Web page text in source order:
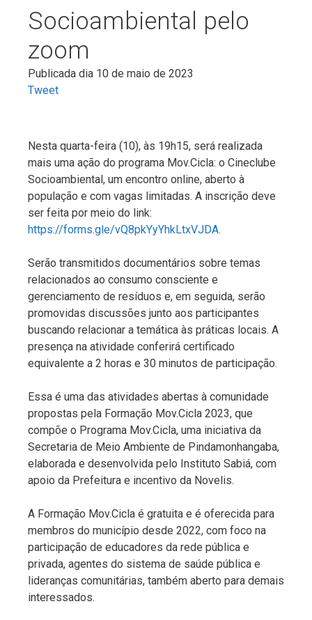
Socioambiental pelo
zoom
Publicada dia 10 de maio de 2023
Tweet
Nesta quarta-feira (10), às 19h15, será realizada
mais uma ação do programa Mov.Cicla: o Cineclube
Socioambiental, um encontro online, aberto à
população e com vagas limitadas. A inscrição deve
ser feita por meio do link:
https://forms.gle/vQ8pkYyYhkLtxVJDA.
Serão transmitidos documentários sobre temas
relacionados ao consumo consciente e
gerenciamento de resíduos e, em seguida, serão
promovidas discussões junto aos participantes
buscando relacionar a temática às práticas locais. A
presença na atividade conferirá certificado
equivalente a 2 horas e 30 minutos de participação.
Essa é uma das atividades abertas à comunidade
propostas pela Formação Mov.Cicla 2023, que
compõe o Programa Mov.Cicla, uma iniciativa da
Secretaria de Meio Ambiente de Pindamonhangaba,
elaborada e desenvolvida pelo Instituto Sabiá, com
apoio da Prefeitura e incentivo da Novelis.
A Formação Mov.Cicla é gratuita e é oferecida para
membros do município desde 2022, com foco na
participação de educadores da rede pública e
privada, agentes do sistema de saúde pública e
lideranças comunitárias, também aberto para demais
interessados.